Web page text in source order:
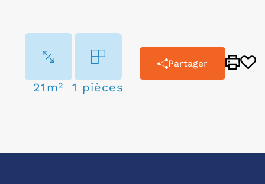
21m² 1 pièces
Partager